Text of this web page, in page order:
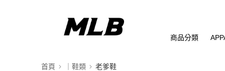
商品分類
首頁 ｜鞋類 老爹鞋